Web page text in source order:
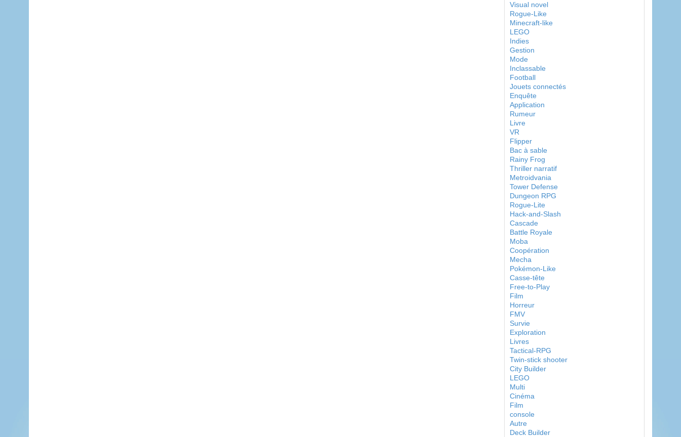
Visual novel
Rogue-Like
Minecraft-like
LEGO
Indies
Gestion
Mode
Inclassable
Football
Jouets connectés
Enquête
Application
Rumeur
Livre
VR
Flipper
Bac à sable
Rainy Frog
Thriller narratif
Metroidvania
Tower Defense
Dungeon RPG
Rogue-Lite
Hack-and-Slash
Cascade
Battle Royale
Moba
Coopération
Mecha
Pokémon-Like
Casse-tête
Free-to-Play
Film
Horreur
FMV
Survie
Exploration
Livres
Tactical-RPG
Twin-stick shooter
City Builder
LEGO
Multi
Cinéma
Film
console
Autre
Deck Builder